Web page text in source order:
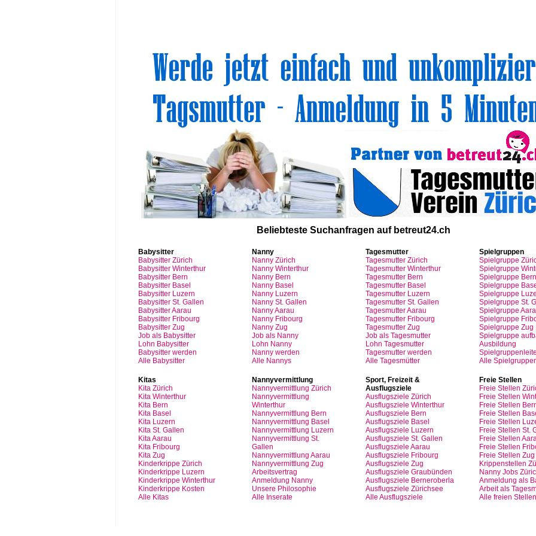
Beliebteste Suchanfragen aufbetreut24.ch
Babysitter
Babysitter Zürich
Babysitter Winterthur
Babysitter Bern
Babysitter Basel
Babysitter Luzern
Babysitter St. Gallen
BabysitterAarau
Babysitter Fribourg
Babysitter Zug
Job alsBabysitter
Lohn Babysitter
Babysitter werden
Alle Babysitter
Nanny
Nanny Zürich
Nanny Winterthur
Nanny Bern
Nanny Basel
Nanny Luzern
Nanny St. Gallen
NannyAarau
Nanny Fribourg
Nanny Zug
Job alsNanny
Lohn Nanny
Nanny werden
Alle Nannys
Tagesmutter
Tagesmutter Zürich
TagesmutterWinterthur
TagesmutterBern
TagesmutterBasel
Tagesmutter Luzern
TagesmutterSt. Gallen
TagesmutterAarau
Tagesmutter Fribourg
Tagesmutter Zug
Job als Tagesmutter
Lohn Tagesmutter
Tagesmutter werden
Alle Tagesmütter
Spielgruppen
Spielgruppe
Spielgruppe
Spielgruppe Bern
Spielgruppe
Spielgruppe
Spielgruppe St.
Spielgruppe
Spielgruppe
Spielgruppe Zug
Spielgruppe
Ausbildung
Alle
Kitas
Kita Zürich
Kita Winterthur
Kita Bern
Kita Basel
Kita Luzern
Kita St. Gallen
KitaAarau
Kita Fribourg
Kita Zug
Kinderkrippe Zürich
Kinderkrippe Luzern
Kinderkrippe Winterthur
Kinderkrippe Kosten
Alle Kitas
Nannyvermittlung
Nannyvermittlung Zürich
Nannyvermittlung
Winterthur
Nannyvermittlung Bern
Nannyvermittlung Basel
Nannyvermittlung Luzern
Nannyvermittlung St.
Gallen
Nannyvermittlung Aarau
Nannyvermittlung Zug
Arbeitsvertrag
Anmeldung Nanny
Unsere Philosophie
Alle Inserate
Sport, Freizeit&
Ausflugsziele
Ausflugsziele Zürich
Ausflugsziele Winterthur
Ausflugsziele Bern
Ausflugsziele Basel
Ausflugsziele Luzern
Ausflugsziele St. Gallen
Ausflugsziele Aarau
Ausflugsziele Fribourg
Ausflugsziele Zug
Ausflugsziele Graubünden
Ausflugsziele Berneroberla
Ausflugsziele Zürichsee
Alle Ausflugsziele
Freie Stellen
Freie Stellen
Freie Stellen
Freie Stellen
Freie Stellen
Freie Stellen
Freie Stellen St.
Freie Stellen
Freie Stellen
Freie Stellen Zug
Krippenstellen
Nanny Jobs
Anmeldung als
Arbeit als
Alle freien Stellen